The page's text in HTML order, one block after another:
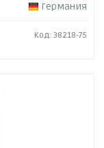
Германия
Код: 38218-75